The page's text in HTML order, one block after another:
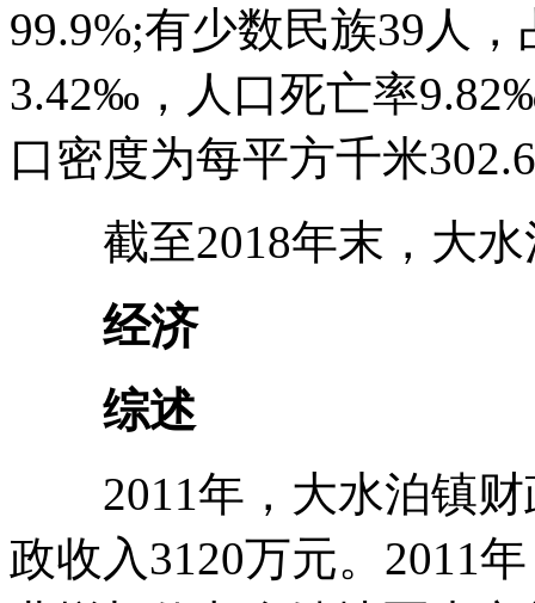
99.9%;有少数民族39人
3.42‰，人口死亡率
口密度为每平方千米
截至2018年末，大水
经济
综述
2011年，大水泊镇财
政收入3120万元。2011